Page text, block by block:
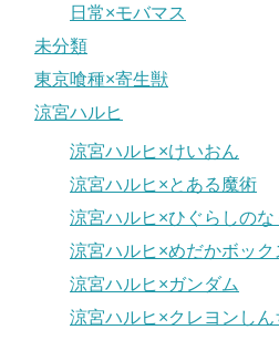
日常×モバマス
未分類
東京喰種×寄生獣
涼宮ハルヒ
涼宮ハルヒ×けいおん
涼宮ハルヒ×とある魔術
涼宮ハルヒ×ひぐらしのな
涼宮ハルヒ×めだかボック
涼宮ハルヒ×ガンダム
涼宮ハルヒ×クレヨンしん